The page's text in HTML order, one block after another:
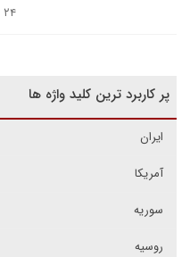
۲۴ مهر ۱۳۹۱
پر کاربرد ترین کلید واژه ها
ایران
آمریکا
سوریه
روسیه